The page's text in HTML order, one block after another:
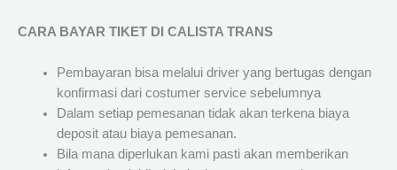
CARA BAYAR TIKET DI CALISTA TRANS
Pembayaran bisa melalui driver yang bertugas dengan
konfirmasi dari costumer service sebelumnya
Dalam setiap pemesanan tidak akan terkena biaya
deposit atau biaya pemesanan.
Bila mana diperlukan kami pasti akan memberikan